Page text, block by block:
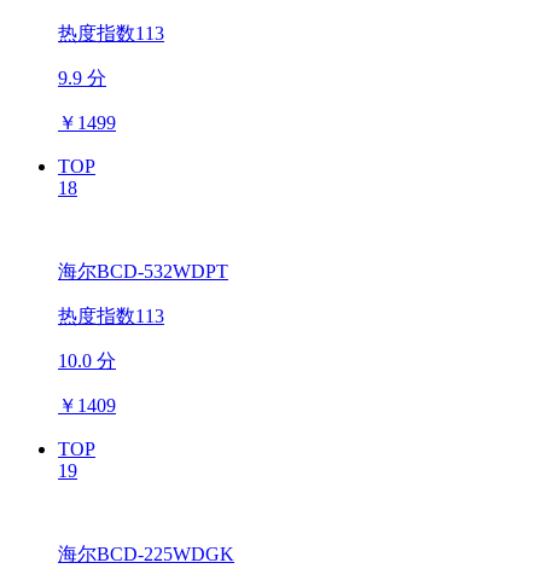
热度指数113
9.9 分
￥ 1499
TOP
18
海尔BCD-532WDPT
热度指数113
10.0 分
￥ 1409
TOP
19
海尔BCD-225WDGK